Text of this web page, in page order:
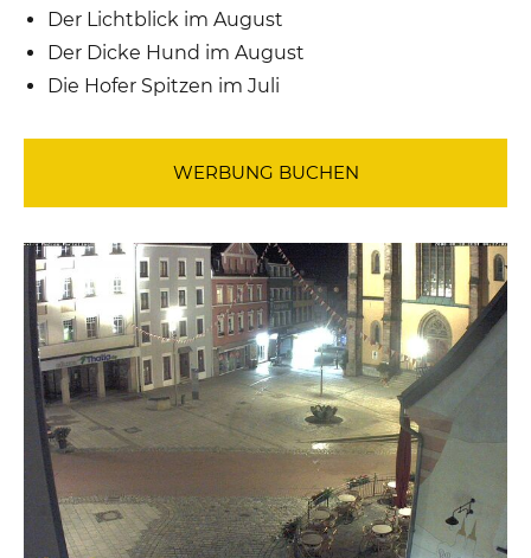
Der Lichtblick im August
Der Dicke Hund im August
Die Hofer Spitzen im Juli
WERBUNG BUCHEN